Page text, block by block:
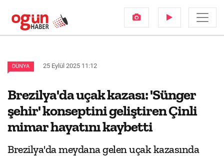
DÜNYA 25 Eylül 2025 11:12
Brezilya'da uçak kazası: 'Sünger
şehir' konseptini geliştiren Çinli
mimar hayatını kaybetti
Brezilya'da meydana gelen uçak kazasında